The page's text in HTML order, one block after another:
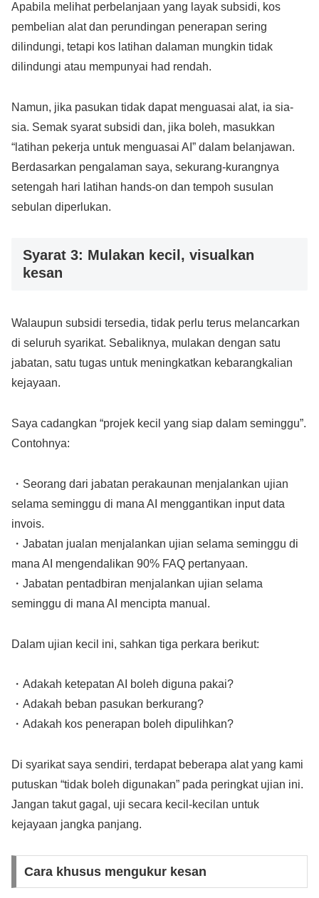
Apabila melihat perbelanjaan yang layak subsidi, kos
pembelian alat dan perundingan penerapan sering
dilindungi, tetapi kos latihan dalaman mungkin tidak
dilindungi atau mempunyai had rendah.
Namun, jika pasukan tidak dapat menguasai alat, ia sia-
sia. Semak syarat subsidi dan, jika boleh, masukkan
“latihan pekerja untuk menguasai AI” dalam belanjawan.
Berdasarkan pengalaman saya, sekurang-kurangnya
setengah hari latihan hands-on dan tempoh susulan
sebulan diperlukan.
Syarat 3: Mulakan kecil, visualkan
kesan
Walaupun subsidi tersedia, tidak perlu terus melancarkan
di seluruh syarikat. Sebaliknya, mulakan dengan satu
jabatan, satu tugas untuk meningkatkan kebarangkalian
kejayaan.
Saya cadangkan “projek kecil yang siap dalam seminggu”.
Contohnya:
・Seorang dari jabatan perakaunan menjalankan ujian
selama seminggu di mana AI menggantikan input data
invois.
・Jabatan jualan menjalankan ujian selama seminggu di
mana AI mengendalikan 90% FAQ pertanyaan.
・Jabatan pentadbiran menjalankan ujian selama
seminggu di mana AI mencipta manual.
Dalam ujian kecil ini, sahkan tiga perkara berikut:
・Adakah ketepatan AI boleh diguna pakai?
・Adakah beban pasukan berkurang?
・Adakah kos penerapan boleh dipulihkan?
Di syarikat saya sendiri, terdapat beberapa alat yang kami
putuskan “tidak boleh digunakan” pada peringkat ujian ini.
Jangan takut gagal, uji secara kecil-kecilan untuk
kejayaan jangka panjang.
Cara khusus mengukur kesan